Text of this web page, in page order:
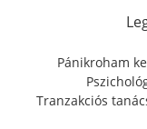
Pánikroham
Tranzakciós